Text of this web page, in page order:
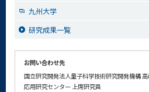
九州大学
研究成果一覧
お問い合わせ先
国立研究開発法人量子科学技術研究開発機構
応用研究センター 上席研究員